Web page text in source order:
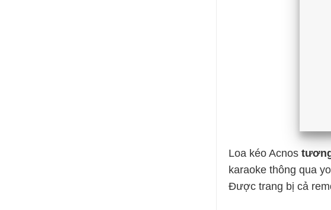
Loa kéo Acnos
karaoke thông qua
Được trang bị cả